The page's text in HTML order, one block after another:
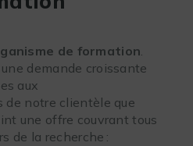
de formation.
demande croissante
aux
de notre clientèle que
une offre couvrant tous
de la recherche :